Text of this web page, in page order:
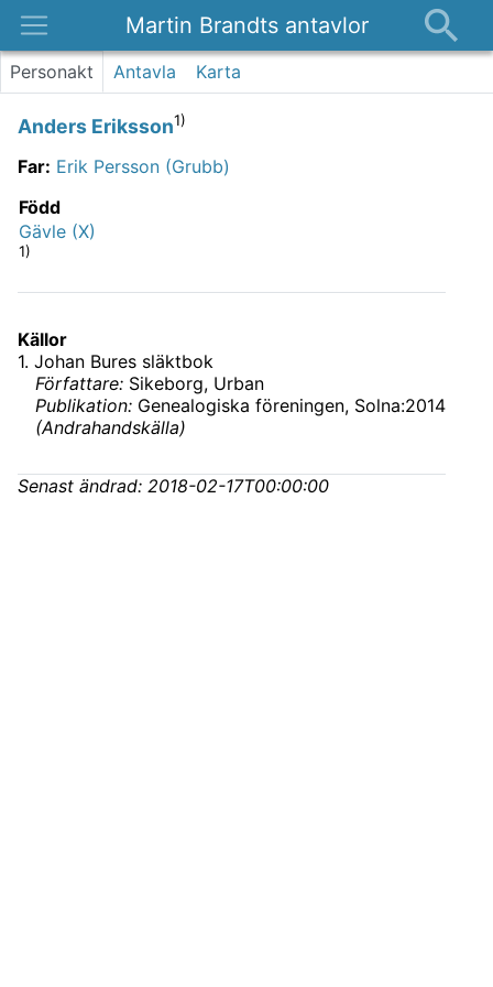
Martin Brandts antavlor
Platser
Om
Kontakt
Personakt Antavla Karta
Anders Eriksson1)
Far: Erik Persson (Grubb)
Född
Gävle (X)
1)
Källor
1. Johan Bures släktbok
Författare: Sikeborg, Urban
Publikation: Genealogiska föreningen, Solna:2014
(Andrahandskälla)
Senast ändrad: 2018-02-17T00:00:00